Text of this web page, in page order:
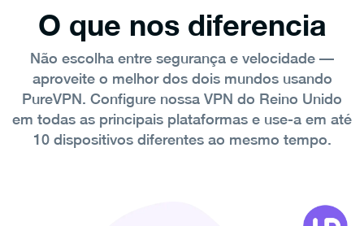
O que nos diferencia
Não escolha entre segurança e velocidade —
aproveite o melhor dos dois mundos usando
PureVPN. Configure nossa VPN do Reino Unido
em todas as principais plataformas e use-a em até
10 dispositivos diferentes ao mesmo tempo.